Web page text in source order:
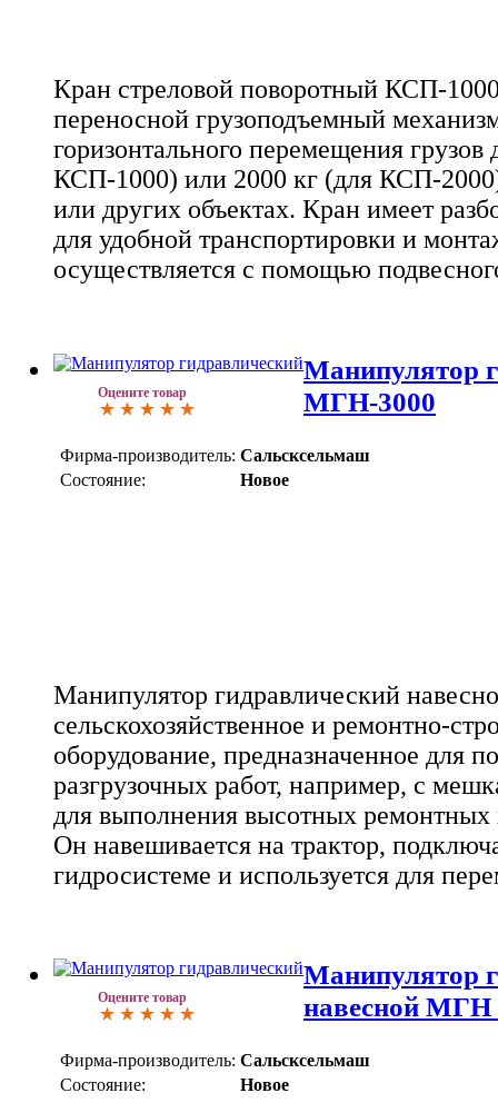
Кран стреловой поворотный КСП-
переносной грузоподъемный
горизонтального перемещения грузов
КСП-1000) или 2000 кг (для КСП-
или других объектах. Кран имеет
для удобной транспортировки и
осуществляется с помощью
Оцените товар
Манипулятор
МГН-3000
Фирма-производитель: Сальсксельмаш
Состояние:
Новое
Манипулятор гидравлический
сельскохозяйственное и ремонтно-
оборудование, предназначенное для
разгрузочных работ, например, с
для выполнения высотных ремонтных
Он навешивается на трактор,
гидросистеме и используется для
Оцените товар
Манипулятор
навесной МГН
Фирма-производитель: Сальсксельмаш
Состояние:
Новое